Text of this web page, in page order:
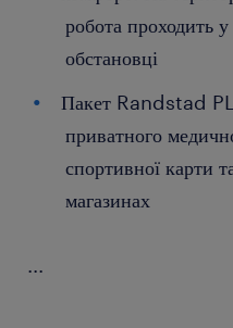
робота проходить у
обстановці
Пакет Randstad
приватного
спортивної карти
магазинах
...